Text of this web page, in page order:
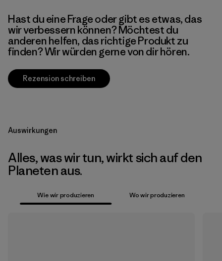
Hast du eine Frage oder gibt es etwas, das
wir verbessern können? Möchtest du
anderen helfen, das richtige Produkt zu
finden? Wir würden gerne von dir hören.
Rezension schreiben
Auswirkungen
Alles, was wir tun, wirkt sich auf den
Planeten aus.
Wie wir produzieren Wo wir produzieren